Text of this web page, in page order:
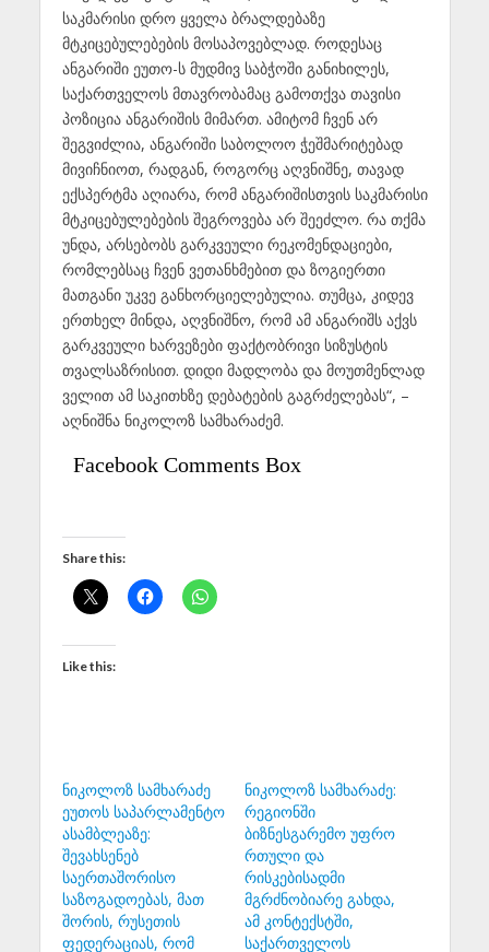
საკმარისი დრო ყველა ბრალდებაზე
მტკიცებულებების მოსაპოვებლად. როდესაც
ანგარიში ეუთო-ს მუდმივ საბჭოში განიხილეს,
საქართველოს მთავრობამაც გამოთქვა თავისი
პოზიცია ანგარიშის მიმართ. ამიტომ ჩვენ არ
შეგვიძლია, ანგარიში საბოლოო ჭეშმარიტებად
მივიჩნიოთ, რადგან, როგორც აღვნიშნე, თავად
ექსპერტმა აღიარა, რომ ანგარიშისთვის საკმარისი
მტკიცებულებების შეგროვება არ შეეძლო. რა თქმა
უნდა, არსებობს გარკვეული რეკომენდაციები,
რომლებსაც ჩვენ ვეთანხმებით და ზოგიერთი
მათგანი უკვე განხორციელებულია. თუმცა, კიდევ
ერთხელ მინდა, აღვნიშნო, რომ ამ ანგარიშს აქვს
გარკვეული ხარვეზები ფაქტობრივი სიზუსტის
თვალსაზრისით. დიდი მადლობა და მოუთმენლად
ველით ამ საკითხზე დებატების გაგრძელებას“, –
აღნიშნა ნიკოლოზ სამხარაძემ.
Facebook Comments Box
Share this:
Like this:
ნიკოლოზ სამხარაძე
ეუთოს საპარლამენტო
ასამბლეაზე:
შევახსენებ
საერთაშორისო
საზოგადოებას, მათ
შორის, რუსეთის
ფედერაციას, რომ
ნიკოლოზ სამხარაძე:
რეგიონში
ბიზნესგარემო უფრო
რთული და
რისკებისადმი
მგრძნობიარე გახდა,
ამ კონტექსტში,
საქართველოს